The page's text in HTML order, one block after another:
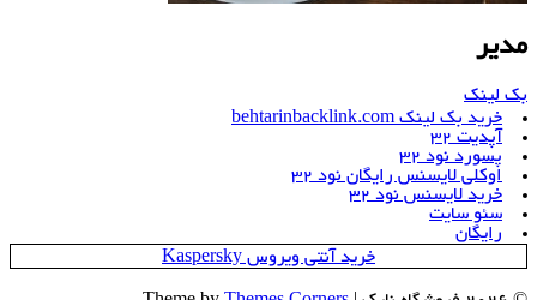
مدیر
بک لینک
خرید بک لینک behtarinbacklink.com
آپدیت 32
پسورد نود 32
اوکلی لایسنس رایگان نود 32
خرید لایسنس نود 32
سئو سایت
رایگان
خرید آنتی ویروس Kaspersky